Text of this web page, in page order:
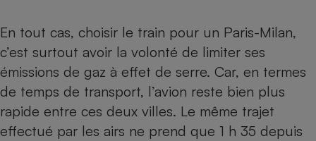
En tout cas, choisir le train pour un Paris-Milan,
c’est surtout avoir la volonté de limiter ses
émissions de gaz à effet de serre. Car, en termes
de temps de transport, l’avion reste bien plus
rapide entre ces deux villes. Le même trajet
effectué par les airs ne prend que 1 h 35 depuis